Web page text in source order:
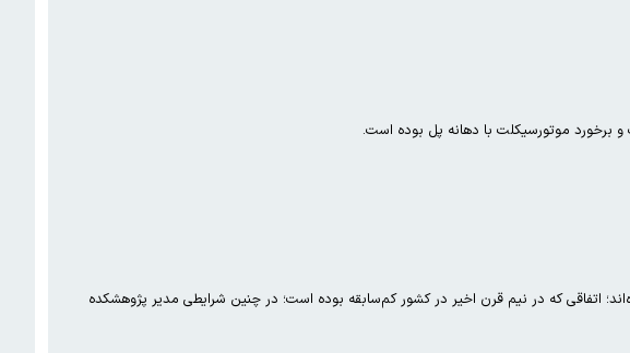
برخورد موتورسیکلت با دهانه پل بوده است.
شده‌اند؛ اتفاقی که در نیم قرن اخیر در کشور کم‌سابقه بوده است؛ در چنین شرایطی مدیر پژوهشکده